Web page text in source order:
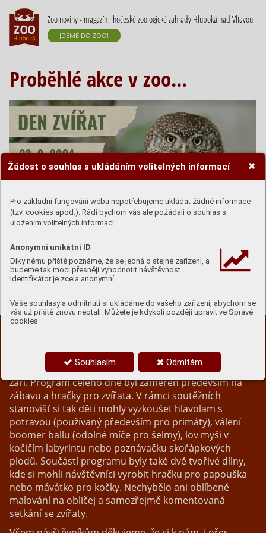
Žádost o souhlas s ukládáním volitelných informací
Pro základní fungování webu nepotřebujeme ukládat žádné informace
(tzv. cookies apod.). Rádi bychom vás ale požádali o souhlas s
uložením volitelných informací:
Anonymní unikátní ID
Díky němu příště poznáme, že se jedná o stejné zařízení, a
budeme tak moci přesněji vyhodnotit návštěvnost.
Identifikátor je zcela anonymní.
Vaše souhlasy a odmítnutí si ukládáme do vašeho zařízení, abychom se
vás už příště znovu neptali. Můžete je kdykoli později upravit ve Správě
cookies
Souhlasím Odmítám
Zoo noviny - magazín Jihočeské zoologické zahrady Hluboká nad Vltavou
JDEME DO ZOO!
Proběhlé akce v zoo...
Přinášíme vám krátký přehled akcí,
které v zoo proběhly v minulém
čtvrtletí...
Den zvířat připadá každoročně na svátek sv. Františka,
tedy 4. října. My jsme ale slavili už o týden dříve, 28.
září. Program celého dne byl zaměřen především na
zábavu a hračky pro zvířata. V rámci soutěžních
stanovišť si tak děti mohly vyzkoušet hlavolam s
potravou (používaný především pro primáty), válení
boomer ballu (odolné míče pro šelmy), lov myši v
kočičím labyrintu nebo poznávačku skořápkových
plodů. Součástí programu byly také dvě tvořivé dílny,
kde si mohli návštěvníci vyrobit hračku pro papouška
nebo mávátko pro kočky. Nechybělo ani oblíbené
malování na obličej a samozřejmě komentovaná
setkání se zvířaty.